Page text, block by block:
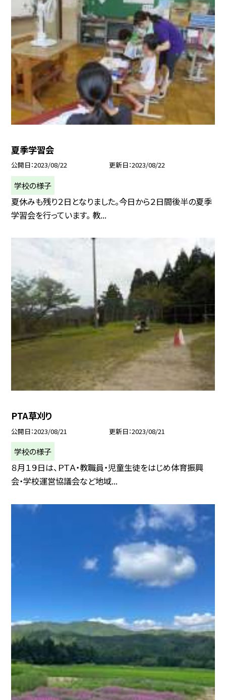
夏季学習会
公開日 2023/08/22 更新日 2023/08/22
学校の様子
夏休みも残り２日となりました。今日から２日間後半の夏季
学習会を行っています。 教...
PTA草刈り
公開日 2023/08/21 更新日 2023/08/21
学校の様子
８月１９日は、ＰＴＡ・教職員・児童生徒をはじめ体育振興
会・学校運営協議会など地域...